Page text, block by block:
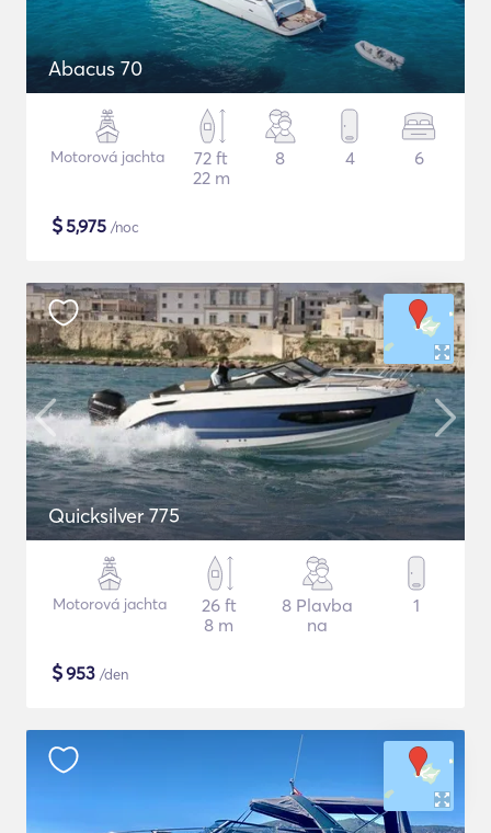
Abacus 70
Motorová jachta
72 ft
22 m
8 4 6
$5,975 /noc
Quicksilver 775
Motorová jachta
26 ft
8 m
8 Plavba
na
1
$953 /den